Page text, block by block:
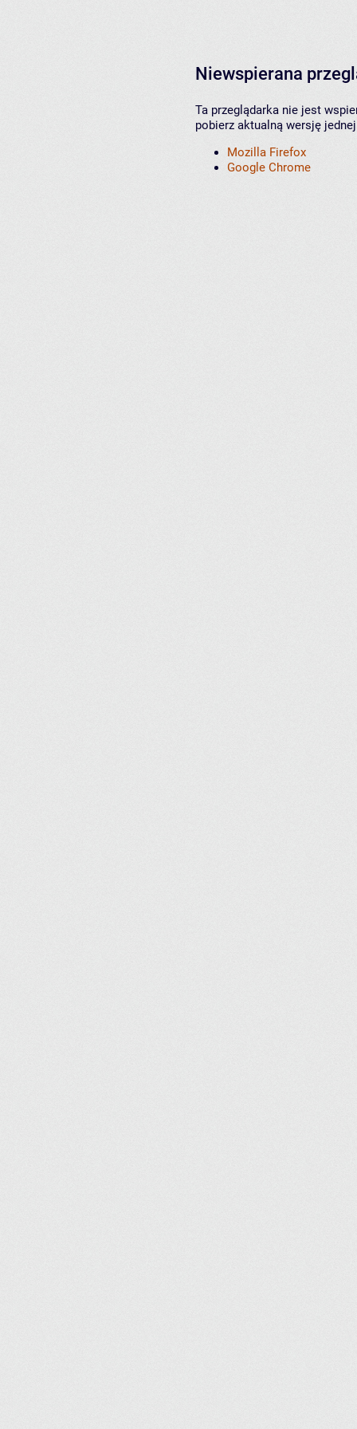
Niewspierana
Ta przeglądarka nie jest
pobierz aktualną wersję
Mozilla Firefox
Google Chrome